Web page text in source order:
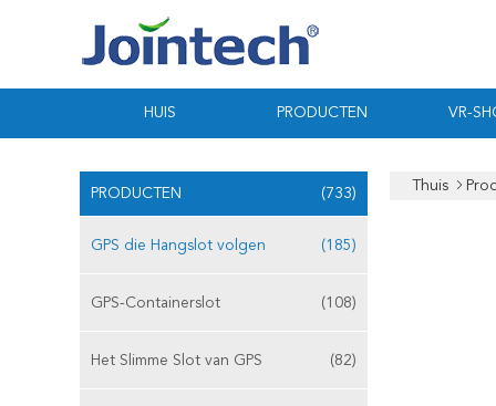
HUIS PRODUCTEN VR-
PRODUCTEN (733)
GPS die Hangslot volgen (185)
GPS-Containerslot (108)
Het Slimme Slot van GPS (82)
Thuis